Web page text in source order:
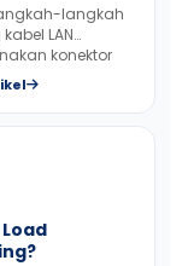
langkah
LAN
konektor
benar.